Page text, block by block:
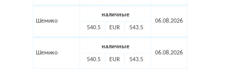
Шемико
наличные
540.5 EUR 543.5
06.08.2026
Шемико
наличные
540.5 EUR 543.5
06.08.2026